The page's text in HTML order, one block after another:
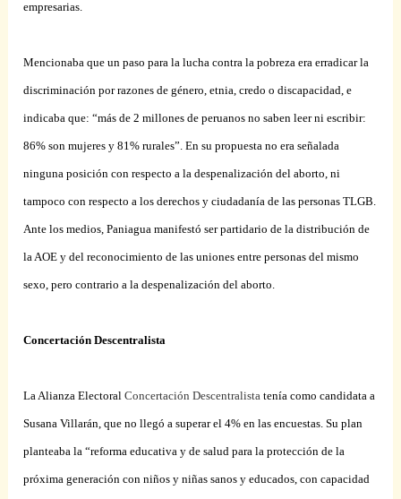
empresarias.
Mencionaba que un paso para la lucha contra la pobreza era erradicar la
discriminación por razones de género, etnia, credo o discapacidad, e
indicaba que: “más de 2 millones de peruanos no saben leer ni escribir:
86% son mujeres y 81% rurales”. En su propuesta no era señalada
ninguna posición con respecto a la despenalización del aborto, ni
tampoco con respecto a los derechos y ciudadanía de las personas TLGB.
Ante los medios, Paniagua manifestó ser partidario de la distribución de
la AOE y del reconocimiento de las uniones entre personas del mismo
sexo, pero contrario a la despenalización del aborto.
Concertación Descentralista
La Alianza ElectoralConcertación Descentralista tenía como candidata a
Susana Villarán, que no llegó a superar el 4% en las encuestas. Su plan
planteaba la “reforma educativa y de salud para la protección de la
próxima generación con niños y niñas sanos y educados, con capacidad